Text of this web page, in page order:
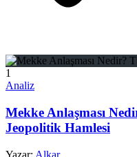
1
Analiz
Mekke Anlaşması
Jeopolitik Hamlesi
Yazar: Alkar